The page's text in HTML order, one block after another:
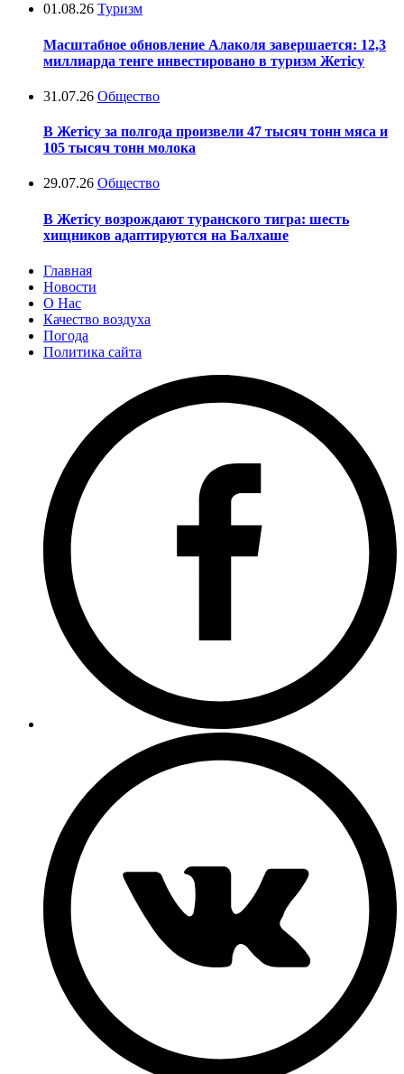
01.08.26 Туризм
Масштабное обновление Алаколя завершается: 12,3
миллиарда тенге инвестировано в туризм Жетісу
31.07.26 Общество
В Жетісу за полгода произвели 47 тысяч тонн мяса и
105 тысяч тонн молока
29.07.26 Общество
В Жетісу возрождают туранского тигра: шесть
хищников адаптируются на Балхаше
Главная
Новости
О Нас
Качество воздуха
Погода
Политика сайта